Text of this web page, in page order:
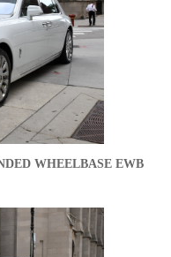
WHEELBASE EWB